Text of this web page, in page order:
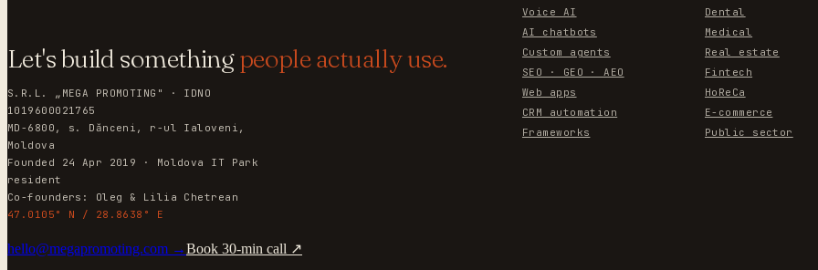
Let's build somethingpeople actually use.
S.R.L. „MEGA PROMOTING" · IDNO
1019600021765
MD-6800, s. Dănceni, r-ul Ialoveni,
Moldova
Founded 24 Apr 2019 · Moldova IT Park
resident
Co-founders: Oleg & Lilia Chetrean
47.0105° N / 28.8638° E
hello@megapromoting.com →Book 30-min call ↗
Voice AI
AI chatbots
Custom agents
SEO · GEO · AEO
Web apps
CRM automation
Frameworks
Dental
Medical
Real estate
Fintech
HoReCa
E-commerce
Public sector